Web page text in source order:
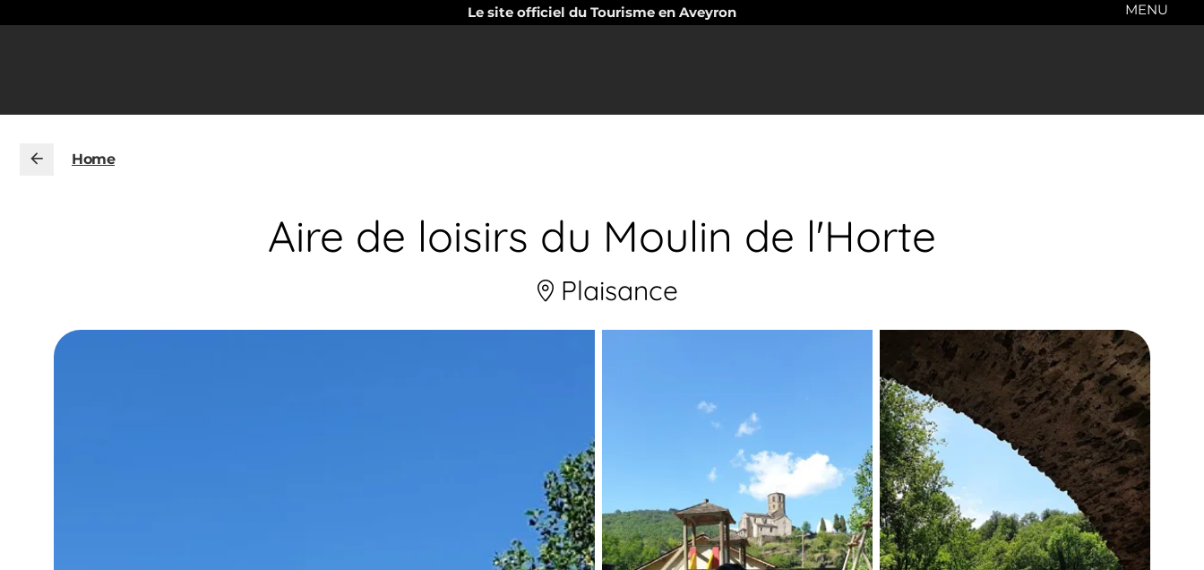
Le site officiel du Tourisme en Aveyron MENU
Home
Aire de loisirs du Moulin de l'Horte
Plaisance